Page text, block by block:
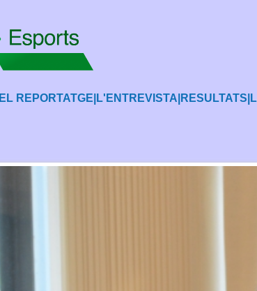
EL REPORTATGE L'ENTREVISTA RESULTATS